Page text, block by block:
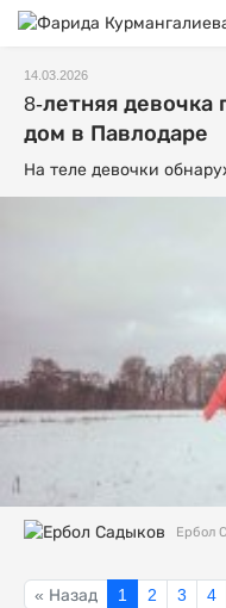
14.03.2026
8-летняя девочка
дом в Павлодаре
На теле девочки
Ербол
« Назад 1 2 3 4